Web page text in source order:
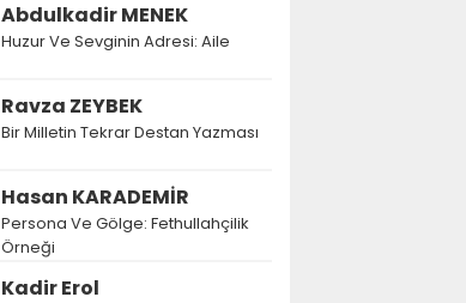
Abdulkadir MENEK
Huzur Ve Sevginin Adresi: Aile
Ravza ZEYBEK
Bir Milletin Tekrar Destan Yazması
Hasan KARADEMİR
Persona Ve Gölge: Fethullahçilik
Örneği
Kadir Erol